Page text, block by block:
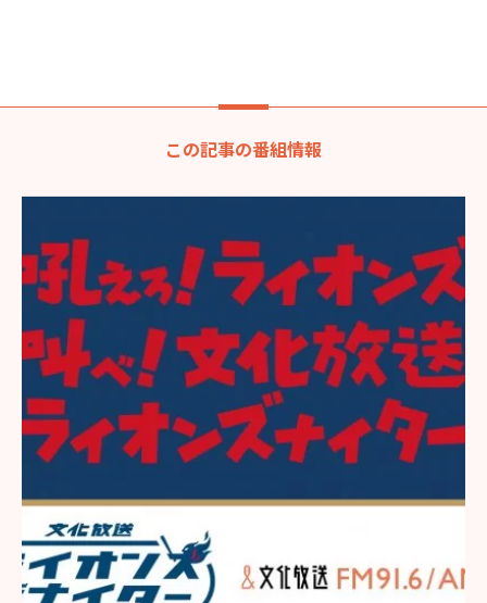
この記事の番組情報